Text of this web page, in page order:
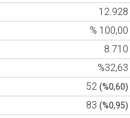
12.928
% 100,00
8.710
%32,63
52 (%0,60)
83 (%0,95)